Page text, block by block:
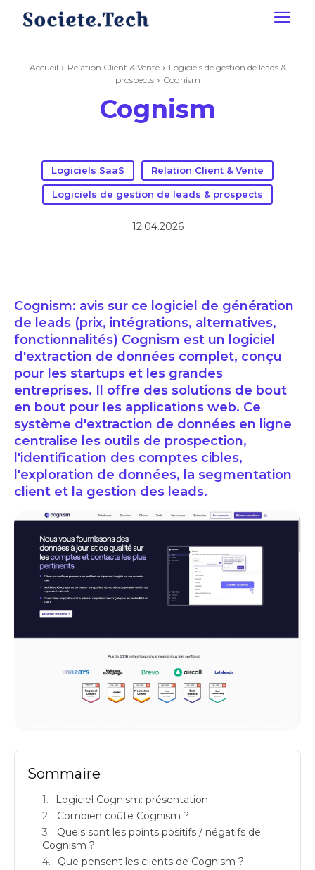
Accueil Relation Client & Vente
Logiciels de gestion de leads &
prospects
Cognism
Cognism
Logiciels SaaS Relation Client & Vente
Logiciels de gestion de leads & prospects
12.04.2026
Cognism: avis sur ce logiciel de génération
de leads (prix, intégrations, alternatives,
fonctionnalités) Cognism est un logiciel
d'extraction de données complet, conçu
pour les startups et les grandes
entreprises. Il offre des solutions de bout
en bout pour les applications web. Ce
système d'extraction de données en ligne
centralise les outils de prospection,
l'identification des comptes cibles,
l'exploration de données, la segmentation
client et la gestion des leads.
Sommaire
Logiciel Cognism: présentation
Combien coûte Cognism ?
Quels sont les points positifs / négatifs de
Cognism ?
Que pensent les clients de Cognism ?